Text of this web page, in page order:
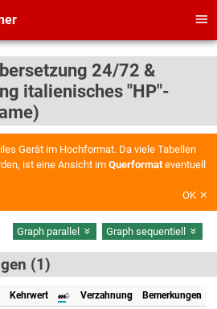
24/72 &
italienisches "HP"-
Gerät im Hochformat. Da viele Tabellen
ist eine Ansicht im Querformateventuell
OK
Graph parallel Graph sequentiell
(1)
Kehrwert 𝓂 Verzahnung Bemerkungen